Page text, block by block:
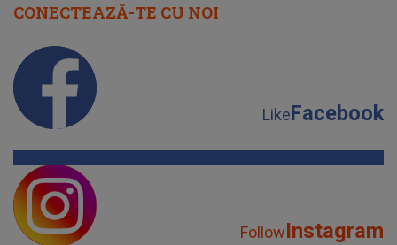
CONECTEAZĂ-TE CU NOI
LikeFacebook
FollowInstagram